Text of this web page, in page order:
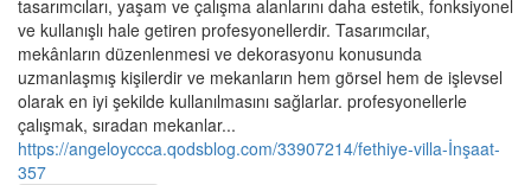
tasarımcıları, yaşam ve çalışma alanlarını daha estetik, fonksiyonel
ve kullanışlı hale getiren profesyonellerdir. Tasarımcılar,
mekânların düzenlenmesi ve dekorasyonu konusunda
uzmanlaşmış kişilerdir ve mekanların hem görsel hem de işlevsel
olarak en iyi şekilde kullanılmasını sağlarlar. profesyonellerle
çalışmak, sıradan mekanlar...
https://angeloyccca.qodsblog.com/33907214/fethiye-villa-İnşaat-
357